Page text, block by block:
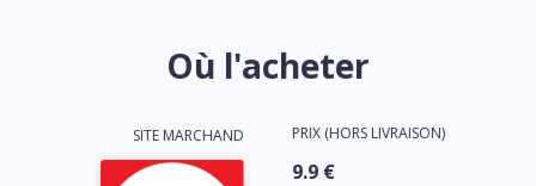
Où l'acheter
SITE MARCHAND PRIX (HORS LIVRAISON)
9.9 €